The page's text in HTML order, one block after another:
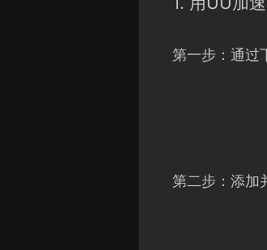
第一步：通过
第二步：添加